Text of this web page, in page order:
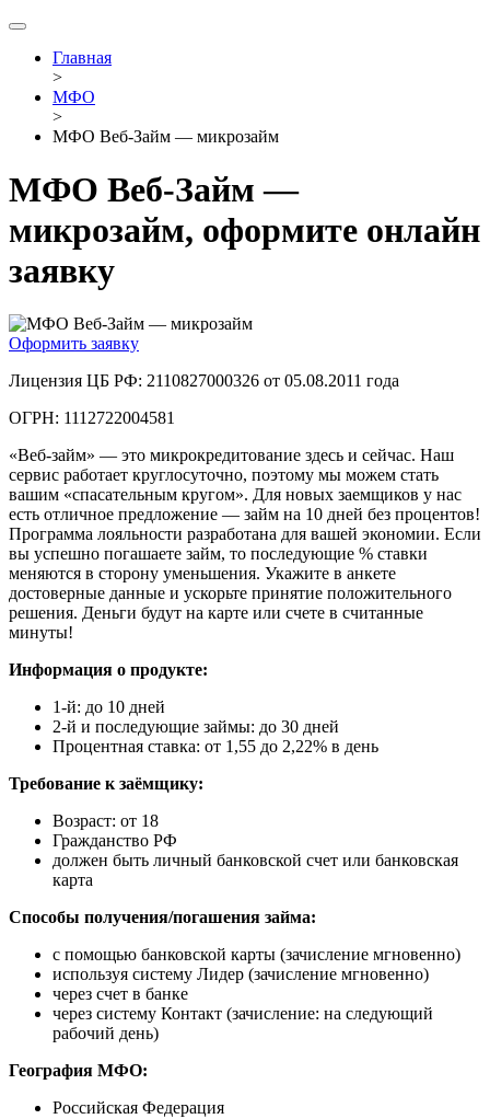
Главная
>
МФО
>
МФО Веб-Займ — микрозайм
МФО Веб-Займ —
микрозайм, оформите онлайн
заявку
Оформить заявку
Лицензия ЦБ РФ: 2110827000326 от 05.08.2011 года
ОГРН: 1112722004581
«Веб-займ» — это микрокредитование здесь и сейчас. Наш
сервис работает круглосуточно, поэтому мы можем стать
вашим «спасательным кругом». Для новых заемщиков у нас
есть отличное предложение — займ на 10 дней без процентов!
Программа лояльности разработана для вашей экономии. Если
вы успешно погашаете займ, то последующие % ставки
меняются в сторону уменьшения. Укажите в анкете
достоверные данные и ускорьте принятие положительного
решения. Деньги будут на карте или счете в считанные
минуты!
Информация о продукте:
1-й: до 10 дней
2-й и последующие займы: до 30 дней
Процентная ставка: от 1,55 до 2,22% в день
Требование к заёмщику:
Возраст: от 18
Гражданство РФ
должен быть личный банковской счет или банковская
карта
Способы получения/погашения займа:
с помощью банковской карты (зачисление мгновенно)
используя систему Лидер (зачисление мгновенно)
через счет в банке
через систему Контакт (зачисление: на следующий
рабочий день)
География МФО:
Российская Федерация